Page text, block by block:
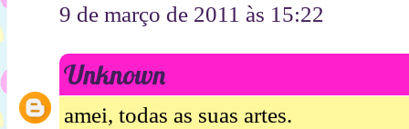
9 de março de 2011 às 15:22
Unknown
amei, todas as suas artes.